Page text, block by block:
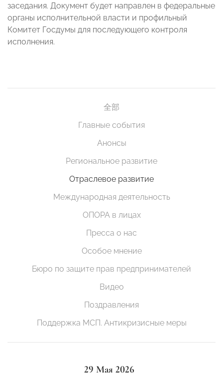
заседания. Документ будет направлен в федеральные
органы исполнительной власти и профильный
Комитет Госдумы для последующего контроля
исполнения.
全部
Главные события
Анонсы
Региональное развитие
Отраслевое развитие
Международная деятельность
ОПОРА в лицах
Пресса о нас
Особое мнение
Бюро по защите прав предпринимателей
Видео
Поздравления
Поддержка МСП. Антикризисные меры
29 Мая 2026